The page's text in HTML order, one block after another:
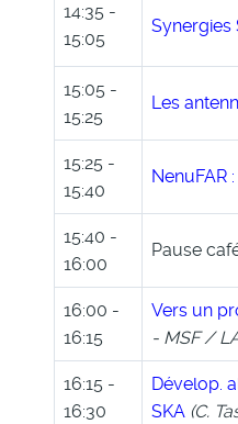
14:35 -
15:05
Synergies
15:05 -
15:25
Les
15:25 -
15:40
NenuFAR
15:40 -
16:00
Pause
16:00 -
16:15
Vers un
- MSF /
16:15 -
16:30
Dévelop.
SKA (C.